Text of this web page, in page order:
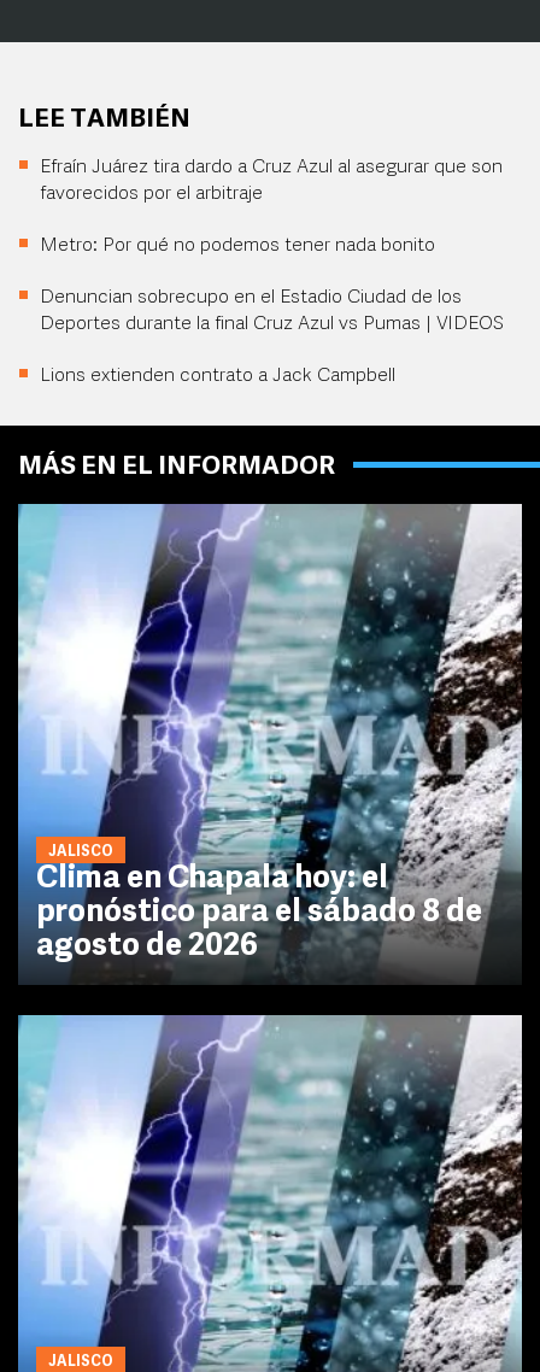
LEE TAMBIÉN
Efraín Juárez tira dardo a Cruz Azul al asegurar que son
favorecidos por el arbitraje
Metro: Por qué no podemos tener nada bonito
Denuncian sobrecupo en el Estadio Ciudad de los
Deportes durante la final Cruz Azul vs Pumas | VIDEOS
Lions extienden contrato a Jack Campbell
MÁS EN EL INFORMADOR
JALISCO
Clima en Chapala hoy: el
pronóstico para el sábado 8 de
agosto de 2026
JALISCO